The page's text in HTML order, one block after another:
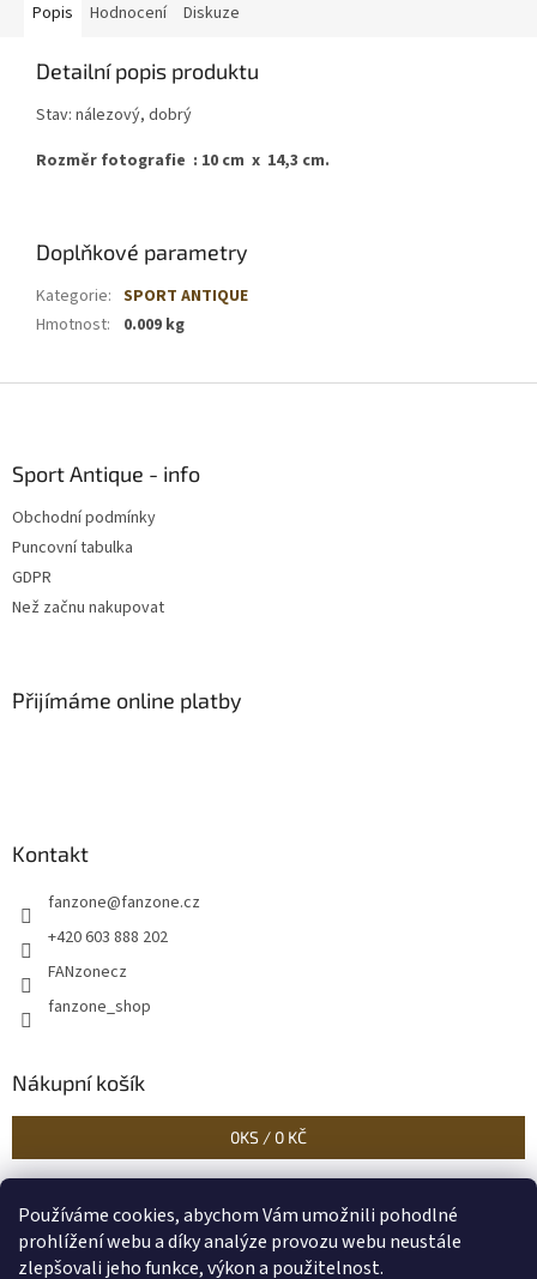
Používáme cookies, abychom Vám umožnili pohodlné
prohlížení webu a díky analýze provozu webu neustále
zlepšovali jeho funkce, výkon a použitelnost.
Popis Hodnocení Diskuze
Detailní popis produktu
Stav: nálezový, dobrý
Rozměr fotografie : 10 cm x 14,3 cm.
Doplňkové parametry
Kategorie: SPORT ANTIQUE
Hmotnost: 0.009 kg
Sport Antique - info
Obchodní podmínky
Puncovní tabulka
GDPR
Než začnu nakupovat
Přijímáme online platby
Kontakt
fanzone@fanzone.cz
+420 603 888 202
FANzonecz
fanzone_shop
Nákupní košík
0KS / 0 KČ
Historické dokumenty Linoryty - nástěnky Blog Sportantique.cz